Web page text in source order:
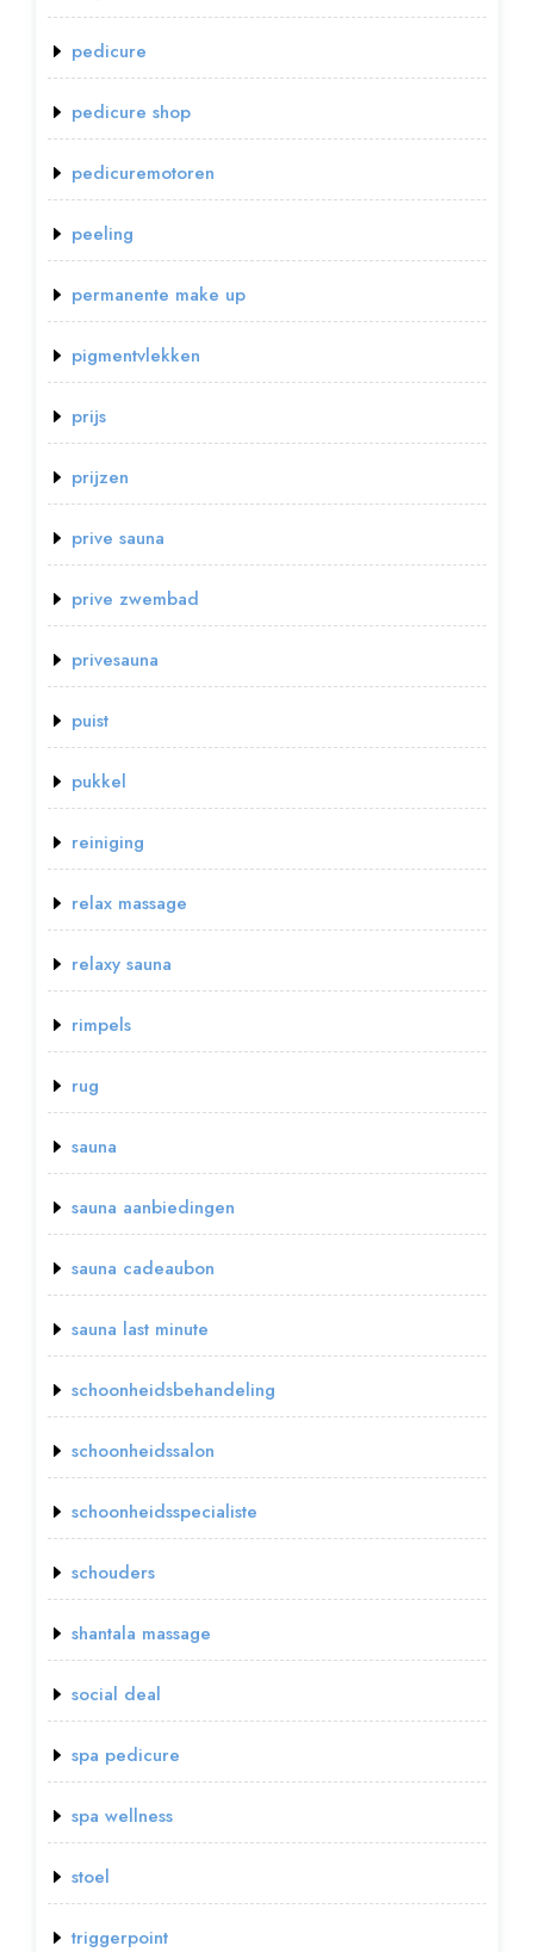
pedicure
pedicure shop
pedicuremotoren
peeling
permanente make up
pigmentvlekken
prijs
prijzen
prive sauna
prive zwembad
privesauna
puist
pukkel
reiniging
relax massage
relaxy sauna
rimpels
rug
sauna
sauna aanbiedingen
sauna cadeaubon
sauna last minute
schoonheidsbehandeling
schoonheidssalon
schoonheidsspecialiste
schouders
shantala massage
social deal
spa pedicure
spa wellness
stoel
triggerpoint